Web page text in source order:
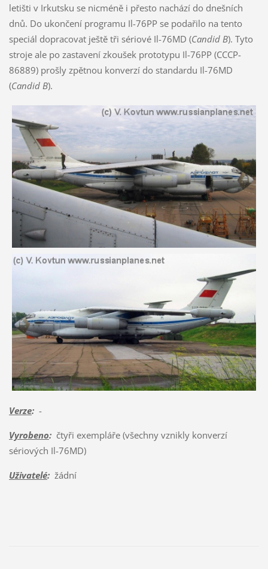
letišti v Irkutsku se nicméně i přesto nachází do dnešních
dnů. Do ukončení programu Il-76PP se podařilo na tento
speciál dopracovat ještě tři sériové Il-76MD (Candid B). Tyto
stroje ale po zastavení zkoušek prototypu Il-76PP (CCCP-
86889) prošly zpětnou konverzí do standardu Il-76MD
(Candid B).
Verze:-
Vyrobeno:čtyři exempláře (všechny vznikly konverzí
sériových Il-76MD)
Uživatelé:žádní